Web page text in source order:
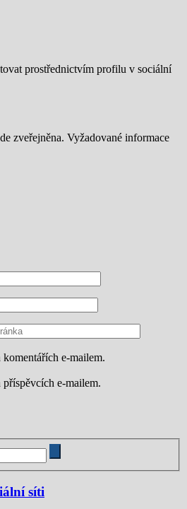
prostřednictvím profilu v sociální
zveřejněna. Vyžadované informace
e-mailem.
e-mailem.
síti